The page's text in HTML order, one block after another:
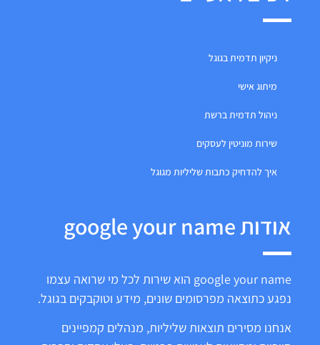
ניקיון תדמית בגוגל
מיתוג אישי
ניהול תדמית ברשת
שירות מוניטין לעסקים
איך להדחיק כתבות שליליות מגוגל
אודות google your name
google your name הוא שירות לכל מי שרואה עצמו
נפגע כתוצאה מפרסומים שונים, מידע וטוקבקים בגוגל.
אנחנו מסירים תוצאות שליליות, מנהלים קמפיינים